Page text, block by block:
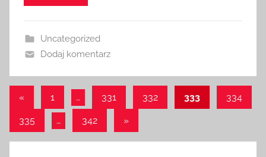
Uncategorized
Dodaj komentarz
Nawigacja
po
wpisach
«Poprzednie
1 … 331 332 333 334
335 … 342
Następne
»